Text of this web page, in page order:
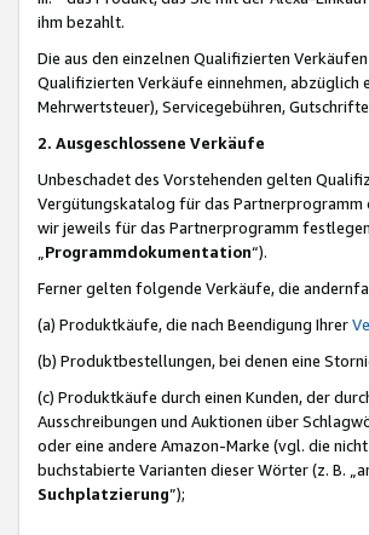
ihm bezahlt.
Die aus den einzelnen Qualifizierten Verkäufen
Qualifizierten Verkäufe einnehmen, abzüglich
Mehrwertsteuer), Servicegebühren,
2. Ausgeschlossene Verkäufe
Unbeschadet des Vorstehenden gelten
Vergütungskatalog für das Partnerprogramm
wir jeweils für das Partnerprogramm
Programmdokumentation“).
Ferner gelten folgende Verkäufe, die
(a) Produktkäufe, die nach Beendigung Ihrer
(b) Produktbestellungen, bei denen eine
(c) Produktkäufe durch einen Kunden, der
Ausschreibungen und Auktionen über
oder eine andere Amazon-Marke (vgl. die
buchstabierte Varianten dieser Wörter (z. B.
Suchplatzierung”);